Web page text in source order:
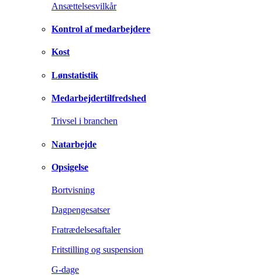
Ansættelsesvilkår
Kontrol af medarbejdere
Kost
Lønstatistik
Medarbejdertilfredshed
Trivsel i branchen
Natarbejde
Opsigelse
Bortvisning
Dagpengesatser
Fratrædelsesaftaler
Fritstilling og suspension
G-dage